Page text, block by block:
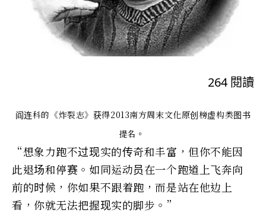
264 閱讀
阎连科的《炸裂志》获得2013南方周末文化原创榜虚构类图书
提名。
“想象力跑不过现实的传奇和丰富，但你不能因
此退场和停赛。如同运动员在一个跑道上飞奔向
前的时候，你如果不跟着跑，而是站在他边上
看，你就无法把握现实的脚步。”